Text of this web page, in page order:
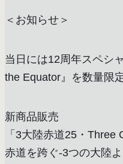
＜お知らせ＞
当日には12周年スペシ
the Equator』を数量限
新商品販売
「3大陸赤道25・Three
赤道を跨ぐ-3つの大陸よ